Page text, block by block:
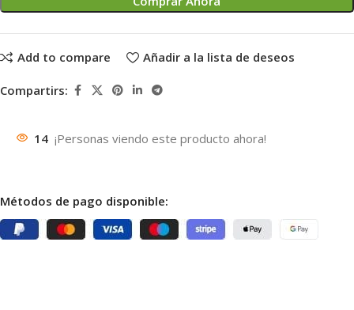
Add to compare Añadir a la lista de deseos
Compartirs:
14 ¡Personas viendo este producto ahora!
Métodos de pago disponible: